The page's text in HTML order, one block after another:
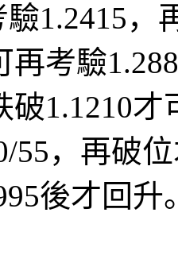
驗1.2415，
再考驗
破1.1210才
55，再破
後才回升